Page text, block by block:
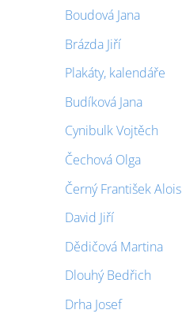
Boudová Jana
Brázda Jiří
Plakáty, kalendáře
Budíková Jana
Cynibulk Vojtěch
Čechová Olga
Černý František Alois
David Jiří
Dědičová Martina
Dlouhý Bedřich
Drha Josef